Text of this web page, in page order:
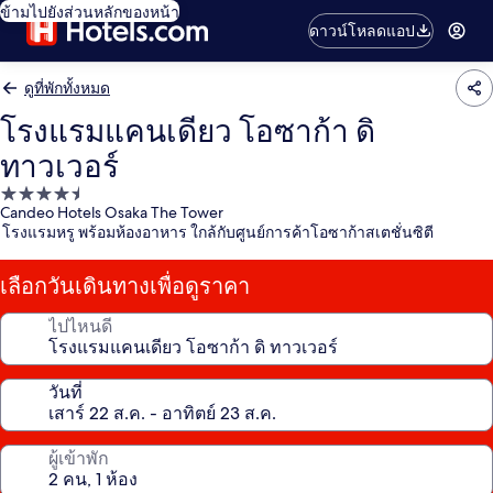
ข้ามไปยังส่วนหลักของหน้า
ดาวน์โหลดแอป
ดูที่พักทั้งหมด
โรงแรมแคนเดียว โอซาก้า ดิ
ทาวเวอร์
ที่พัก
4.5
Candeo Hotels Osaka The Tower
โรงแรมหรู พร้อมห้องอาหาร ใกล้กับศูนย์การค้าโอซาก้าสเตชั่นซิตี
เลือกวันเดินทางเพื่อดูราคา
ไปไหนดี
วันที่
ผู้เข้าพัก